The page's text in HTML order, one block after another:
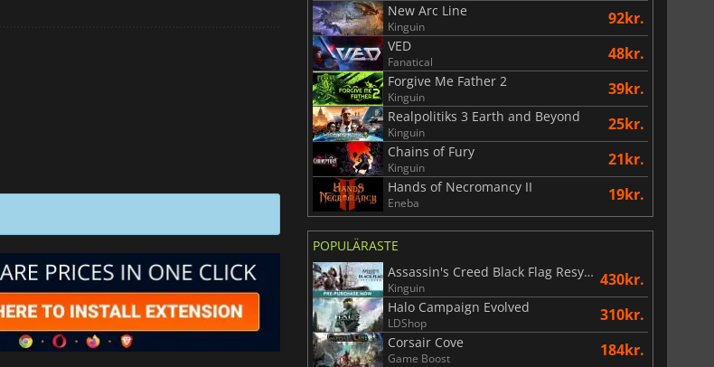
New Arc Line
Kinguin 92kr.
VED
Fanatical 48kr.
Forgive Me Father 2
Kinguin 39kr.
Realpolitiks 3 Earth and Beyond
Kinguin 25kr.
Chains of Fury
Kinguin 21kr.
Hands of Necromancy II
Eneba 19kr.
POPULÄRASTE
Assassin's Creed Black Flag Resynced
Kinguin 430kr.
Halo Campaign Evolved
LDShop 310kr.
Corsair Cove
Game Boost 184kr.